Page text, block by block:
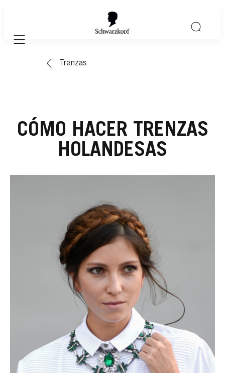
Mobile navigation
Trenzas
CÓMO HACER TRENZAS
HOLANDESAS